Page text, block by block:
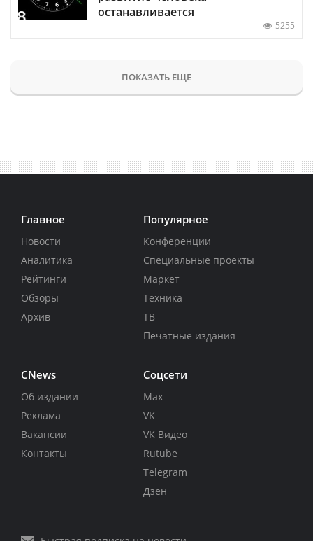
останавливается
5255
ПОКАЗАТЬ ЕЩЕ
Главное
Новости
Аналитика
Рейтинги
Обзоры
Архив
Популярное
Конференции
Специальные проекты
Маркет
Техника
ТВ
Печатные издания
CNews
Об издании
Реклама
Вакансии
Контакты
Соцсети
Max
VK
VK Видео
Rutube
Telegram
Дзен